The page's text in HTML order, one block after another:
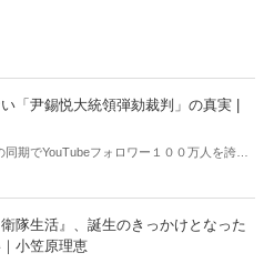
「尹錫悦大統領弾劾裁判」の真実 |
期でYouTubeフォロワー１００万人を誇る
衛隊生活』、誕生のきっかけとなった
小笠原理恵